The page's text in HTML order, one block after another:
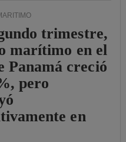
trimestre,
marítimo en el
Panamá creció
pero
en